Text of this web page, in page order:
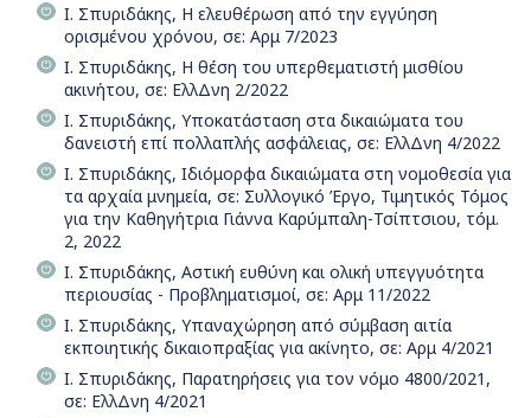
Ι. Σπυριδάκης, H ελευθέρωση από την εγγύηση
ορισμένου χρόνου, σε: Αρμ 7/2023
Ι. Σπυριδάκης, Η θέση του υπερθεματιστή μισθίου
ακινήτου, σε: ΕλλΔνη 2/2022
Ι. Σπυριδάκης, Υποκατάσταση στα δικαιώματα του
δανειστή επί πολλαπλής ασφάλειας, σε: ΕλλΔνη 4/2022
Ι. Σπυριδάκης, Ιδιόμορφα δικαιώματα στη νομοθεσία για
τα αρχαία μνημεία, σε: Συλλογικό Έργο, Τιμητικός Τόμος
για την Καθηγήτρια Γιάννα Καρύμπαλη-Τσίπτσιου, τόμ.
2, 2022
Ι. Σπυριδάκης, Αστική ευθύνη και ολική υπεγγυότητα
περιουσίας - Προβληματισμοί, σε: Αρμ 11/2022
Ι. Σπυριδάκης, Υπαναχώρηση από σύμβαση αιτία
εκποιητικής δικαιοπραξίας για ακίνητο, σε: Αρμ 4/2021
Ι. Σπυριδάκης, Παρατηρήσεις για τον νόμο 4800/2021,
σε: ΕλλΔνη 4/2021